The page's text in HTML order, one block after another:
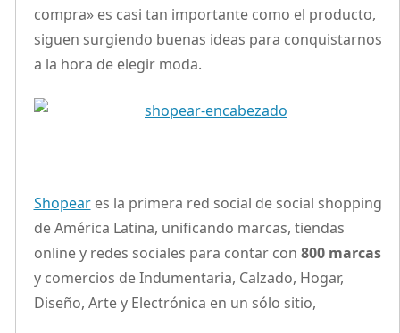
compra» es casi tan importante como el producto,
siguen surgiendo buenas ideas para conquistarnos
a la hora de elegir moda.
Shopeares la primera red social de social shopping
de América Latina, unificando marcas, tiendas
online y redes sociales para contar con 800 marcas
y comercios de Indumentaria, Calzado, Hogar,
Diseño, Arte y Electrónica en un sólo sitio,